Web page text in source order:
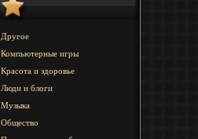
Другое
Компьютерные игры
Красота и здоровье
Люди и блоги
Музыка
Общество